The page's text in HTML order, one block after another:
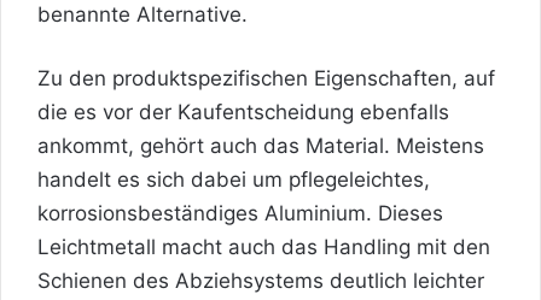
benannte Alternative.
Zu den produktspezifischen Eigenschaften, auf
die es vor der Kaufentscheidung ebenfalls
ankommt, gehört auch das Material. Meistens
handelt es sich dabei um pflegeleichtes,
korrosionsbeständiges Aluminium. Dieses
Leichtmetall macht auch das Handling mit den
Schienen des Abziehsystems deutlich leichter